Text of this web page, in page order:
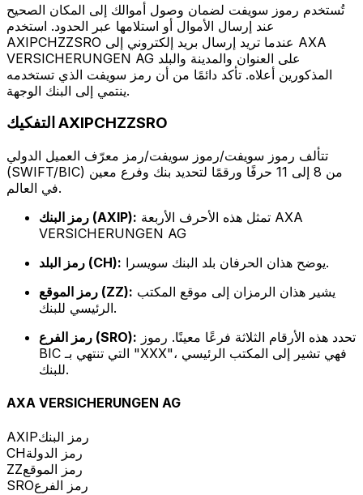
تُستخدم رموز سويفت لضمان وصول أموالك إلى المكان الصحيح
عند إرسال الأموال أو استلامها عبر الحدود. استخدم
AXIPCHZZSRO عندما تريد إرسال بريد إلكتروني إلى AXA
VERSICHERUNGEN AG على العنوان والمدينة والبلد
المذكورين أعلاه. تأكد دائمًا من أن رمز سويفت الذي تستخدمه
ينتمي إلى البنك الوجهة.
التفكيك AXIPCHZZSRO
تتألف رموز سويفت/رموز سويفت/رمز معرّف العميل الدولي
(SWIFT/BIC) من 8 إلى 11 حرفًا ورقمًا لتحديد بنك وفرع معين
في العالم.
رمز البنك (AXIP):
VERSICHERUNGEN AG
رمز البلد (CH):
يوضح هذان الحرفان بلد البنك سويسرا.
رمز الموقع (ZZ):
الرئيسي للبنك.
رمز الفرع (SRO):
BIC التي تنتهي بـ "XXX"، فهي تشير إلى المكتب الرئيسي
للبنك.
AXA VERSICHERUNGEN AG
AXIPرمز البنك
CHرمز الدولة
ZZرمز الموقع
SROرمز الفرع